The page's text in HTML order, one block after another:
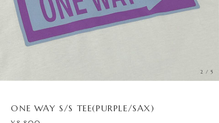
2 /5
ONE WAY S/S TEE(PURPLE/SAX)